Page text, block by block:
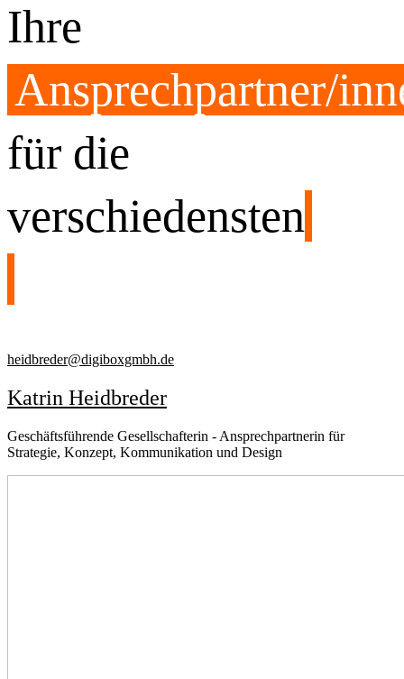
Ihre
Ansprechpartner/
für die
verschiedensten
heidbreder@digiboxgmbh.de
Katrin Heidbreder
Geschäftsführende Gesellschafterin - Ansprechpartnerin für
Strategie, Konzept, Kommunikation und Design